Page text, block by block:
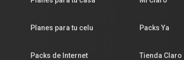
Planes para tu celu
Packs de Internet
Packs Ya
Tienda Claro